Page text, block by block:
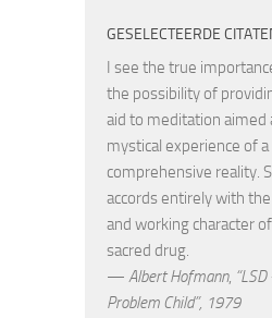
GESELECTEERDE
I see the true
the possibility of
aid to meditation aimed
mystical experience of
comprehensive reality.
accords entirely with
and working character of
sacred drug.
— Albert Hofmann,
Problem Child”, 1979